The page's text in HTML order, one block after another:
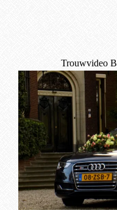
Trouwvideo